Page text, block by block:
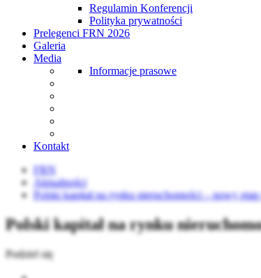
Regulamin Konferencji
Polityka prywatności
Prelegenci FRN 2026
Galeria
Media
Informacje prasowe
Kontakt
FRN
Aktualności
Polski kapitał na rynku nieruchomości – nowy
Polski kapitał na rynku
Podziel się